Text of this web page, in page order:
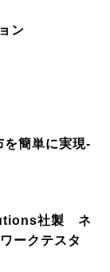
ン
を簡単に実現-
社製 ネ
ークテスタ